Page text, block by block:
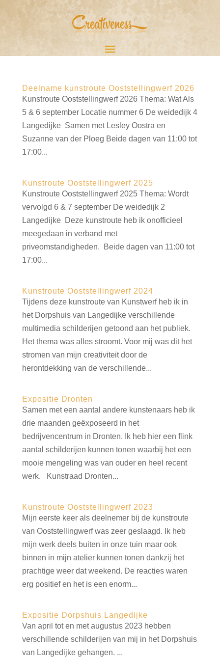
Deelname kunstroute Ooststellingwerf 2026
Kunstroute Ooststellingwerf 2026 Thema: Wat Als
5 & 6 september Locatie nummer 6 De weidedijk 4
Langedijke Samen met Lesley Oostra en
Suzanne van der Ploeg Beide dagen van 11:00 tot
17:00...
Kunstroute Ooststellingwerf 2025
Kunstroute Ooststellingwerf 2025 Thema: Wordt
vervolgd 6 & 7 september De weidedijk 2
Langedijke Deze kunstroute heb ik onofficieel
meegedaan in verband met
priveomstandigheden. Beide dagen van 11:00 tot
17:00...
Kunstroute Ooststellingwerf 2024
Tijdens deze kunstroute van Kunstwerf heb ik in
het Dorpshuis van Langedijke verschillende
multimedia schilderijen getoond aan het publiek.
Het thema was alles stroomt. Voor mij was dit het
stromen van mijn creativiteit door de
herontdekking van de verschillende...
Expositie Dronten
Samen met een aantal andere kunstenaars heb ik
drie maanden geëxposeerd in het
bedrijvencentrum in Dronten. Ik heb hier een flink
aantal schilderijen kunnen tonen waarbij het een
mooie mengeling was van ouder en heel recent
werk. Kunstraad Dronten...
Kunstroute Ooststellingwerf 2023
Mijn eerste keer als deelnemer bij de kunstroute
van Ooststellingwerf was zeer geslaagd. Ik heb
mijn werk deels buiten in onze tuin maar ook
binnen in mijn atelier kunnen tonen dankzij het
prachtige weer dat weekend. De reacties waren
erg positief en het is een enorm...
Expositie Dorpshuis Langedijke
Van april tot en met augustus 2023 hebben
verschillende schilderijen van mij in het Dorpshuis
van Langedijke gehangen. ...